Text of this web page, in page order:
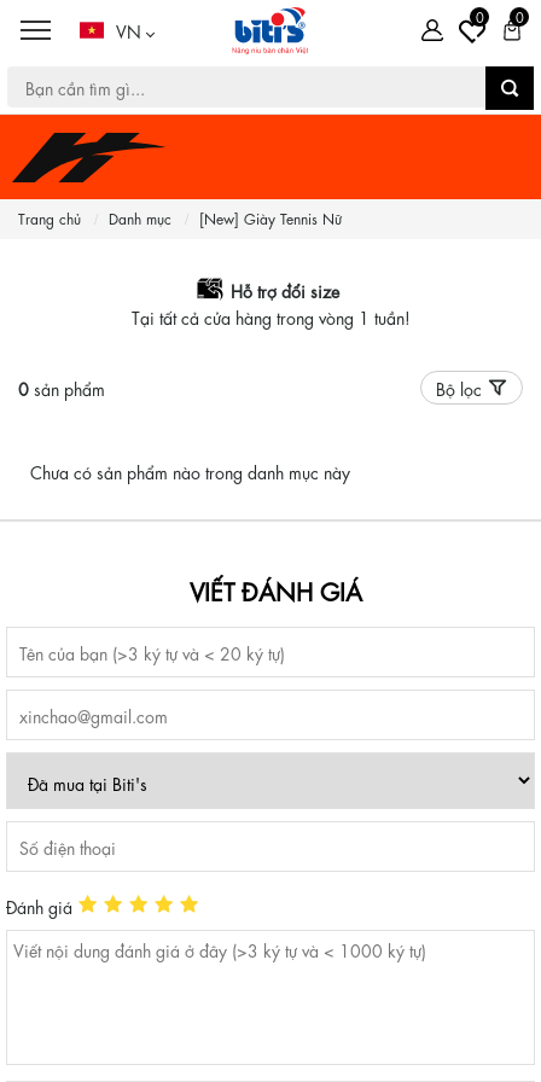
VN
0 0
Trang chủ Danh mục [New] Giày Tennis Nữ
Hỗ trợ đổi size
Tại tất cả cửa hàng trong vòng 1 tuần!
0 sản phẩm Bộ lọc
Chưa có sản phẩm nào trong danh mục này
VIẾT ĐÁNH GIÁ
Đánh giá